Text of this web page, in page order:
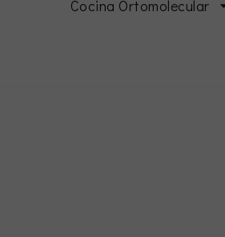
Cocina Ortomolecular